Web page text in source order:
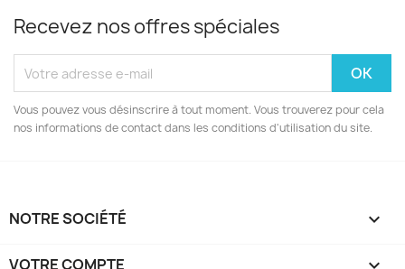
Recevez nos offres spéciales
Vous pouvez vous désinscrire à tout moment. Vous trouverez pour cela
nos informations de contact dans les conditions d'utilisation du site.
NOTRE SOCIÉTÉ 
VOTRE COMPTE